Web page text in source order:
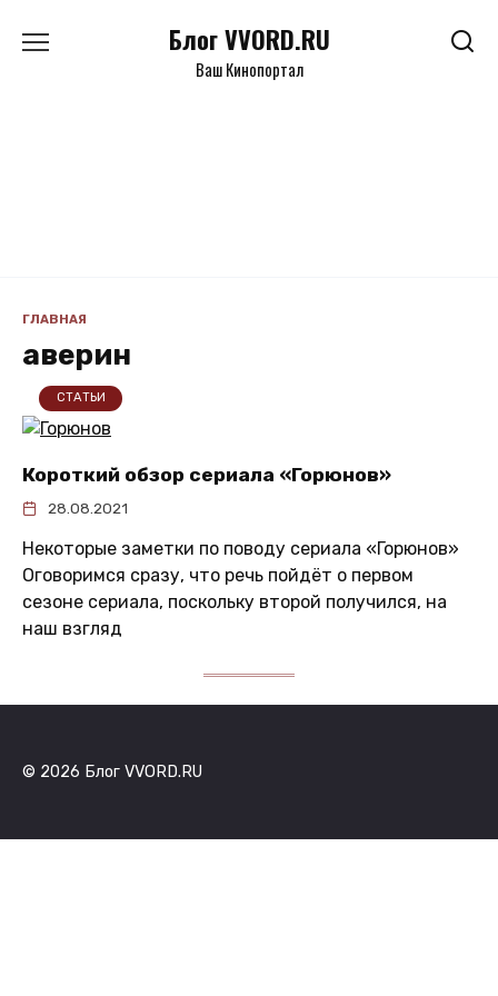
Блог VVORD.RU
Ваш Кинопортал
ГЛАВНАЯ
аверин
СТАТЬИ
Короткий обзор сериала «Горюнов»
28.08.2021
Некоторые заметки по поводу сериала «Горюнов»
Оговоримся сразу, что речь пойдёт о первом
сезоне сериала, поскольку второй получился, на
наш взгляд
© 2026 Блог VVORD.RU